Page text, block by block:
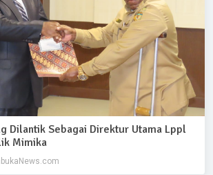
Dilantik Sebagai Direktur Utama Lppl
Mimika